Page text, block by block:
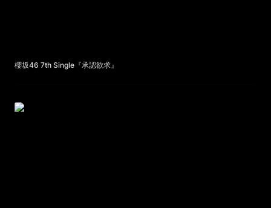
櫻坂46 7th Single『承認欲求』
Lucky Kilimanjaro - 無限さ